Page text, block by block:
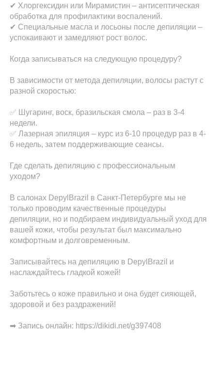
✔ Хлоргексидин или Мирамистин – антисептическая
обработка для профилактики воспалений.
✔ Специальные масла и лосьоны после депиляции –
успокаивают и замедляют рост волос.
Когда записываться на следующую процедуру?
В зависимости от метода депиляции, волосы растут с
разной скоростью:
✅ Шугаринг, воск, бразильская смола – раз в 3-4
недели.
✅ Лазерная эпиляция – курс из 6-10 процедур раз в 4-
6 недель, затем поддерживающие сеансы.
Где сделать депиляцию с профессиональным
уходом?
В салонах DepylBrazil в Санкт-Петербурге мы не
только проводим качественные процедуры
депиляции, но и подбираем индивидуальный уход для
вашей кожи, чтобы результат был максимально
комфортным и долговременным.
Записывайтесь на депиляцию в DepylBrazil и
наслаждайтесь гладкой кожей!
Заботьтесь о коже правильно и она будет сияющей,
здоровой и без раздражений!
➡ Запись онлайн: https://dikidi.net/g397408